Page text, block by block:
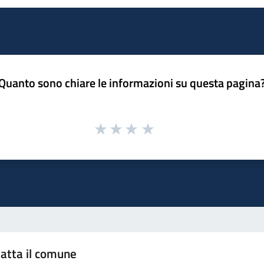
sono chiare le informazioni su questa
il comune